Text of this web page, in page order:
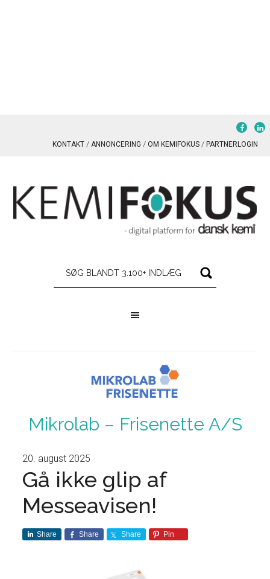
KONTAKT ANNONCERING OM KEMIFOKUS PARTNERLOGIN
Mikrolab – Frisenette A/S
20. august 2025
Gå ikke glip af
Messeavisen!
Share Share Share Pin